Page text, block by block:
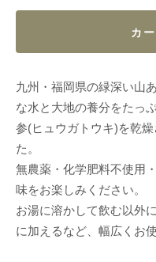
カ
九州・福岡県の緑深い山
な水と大地の養分をたっ
参(ヒュウガトウキ)を乾
た。
無農薬・化学肥料不使用
味をお楽しみください。
お湯に溶かして飲む以外
に加えるなど、幅広くお